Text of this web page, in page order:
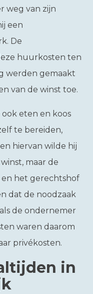
weg van zijn
een
De
huurkosten ten
werden gemaakt
van de winst toe.
eten en koos
te bereiden,
hiervan wilde hij
maar de
het gerechtshof
dat de noodzaak
de ondernemer
waren daarom
privékosten.
in